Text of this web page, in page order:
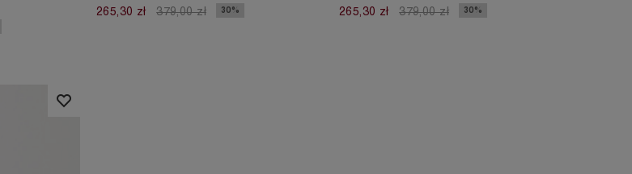
265,30 zł
379,00 zł 30%
265,30 zł
379,00 zł 30%